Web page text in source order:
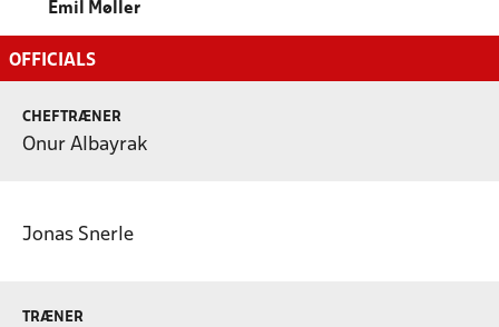
Emil Møller
OFFICIALS
CHEFTRÆNER
Onur Albayrak
Jonas Snerle
TRÆNER